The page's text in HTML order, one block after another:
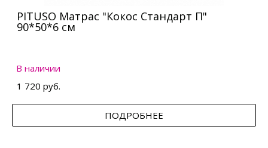
PITUSO Матрас "Кокос Стандарт П"
90*50*6 см
В наличии
1 720 руб.
ПОДРОБНЕЕ